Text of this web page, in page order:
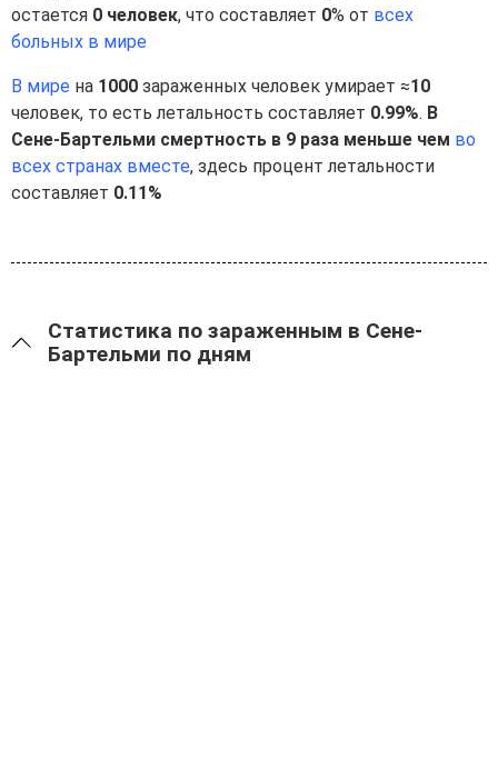
остается 0 человек, что составляет 0% от всех
больных в мире
В мире на 1000 зараженных человек умирает ≈10
человек, то есть летальность составляет 0.99%. В
Сене-Бартельми смертность в 9 раза меньше чем во
всех странах вместе, здесь процент летальности
составляет 0.11%
Статистика по зараженным в Сене-
Бартельми по дням